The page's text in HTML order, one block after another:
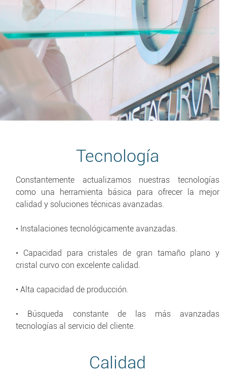
Tecnología
Constantemente actualizamos nuestras tecnologías
como una herramienta básica para ofrecer la mejor
calidad y soluciones técnicas avanzadas.
• Instalaciones tecnológicamente avanzadas.
• Capacidad para cristales de gran tamaño plano y
cristal curvo con excelente calidad.
• Alta capacidad de producción.
• Búsqueda constante de las más avanzadas
tecnologías al servicio del cliente.
Calidad